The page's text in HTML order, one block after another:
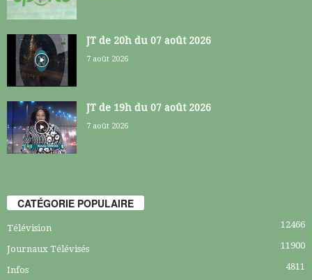
JT de 20h du 07 août 2026
7 août 2026
JT de 19h du 07 août 2026
7 août 2026
CATÉGORIE POPULAIRE
Télévision 12466
Journaux Télévisés 11900
Infos 4811